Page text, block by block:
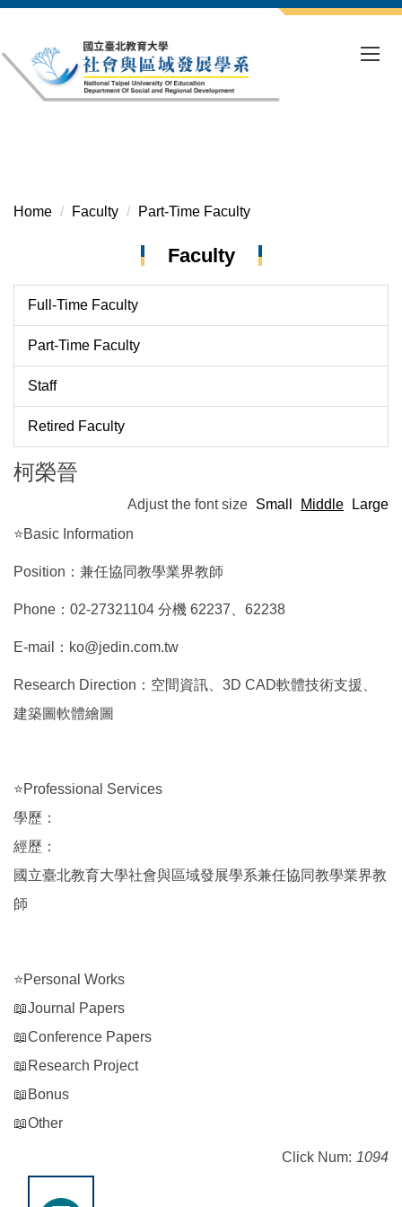
the
main
content
Home Faculty Part-Time Faculty
Faculty
Full-Time Faculty
Part-Time Faculty
Staff
Retired Faculty
柯榮晉
Adjust the font size Small Middle
Large
⭐Basic Information
Position：兼任協同教學業界教師
Phone：02-27321104 分機 62237、62238
E-mail：ko@jedin.com.tw
Research Direction：空間資訊、3D CAD軟體技術支援、
建築圖軟體繪圖
⭐Professional Services
學歷：
經歷：
國立臺北教育大學社會與區域發展學系兼任協同教學業界教
師
⭐Personal Works
📖Journal Papers
📖Conference Papers
📖Research Project
📖Bonus
📖Other
Click Num: 1094